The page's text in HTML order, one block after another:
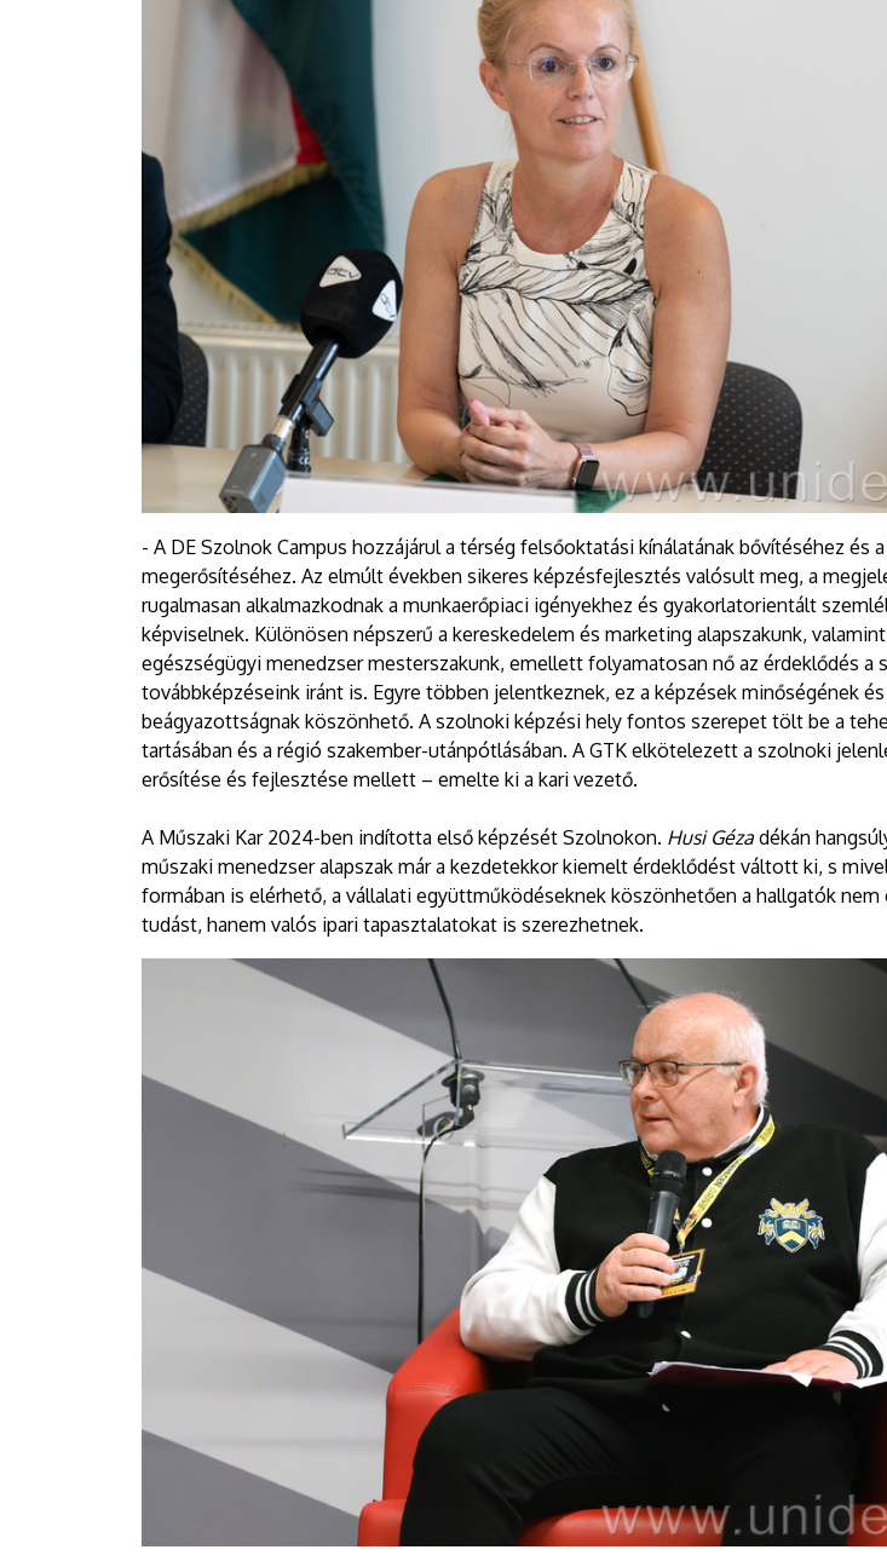
- A DE Szolnok Campus hozzájárul a térség felsőoktatási kínálatának bővítéséhez és
megerősítéséhez. Az elmúlt években sikeres képzésfejlesztés valósult meg, a
rugalmasan alkalmazkodnak a munkaerőpiaci igényekhez és gyakorlatorientált
képviselnek. Különösen népszerű a kereskedelem és marketing alapszakunk,
egészségügyi menedzser mesterszakunk, emellett folyamatosan nő az érdeklődés a
továbbképzéseink iránt is. Egyre többen jelentkeznek, ez a képzések minőségének
beágyazottságnak köszönhető. A szolnoki képzési hely fontos szerepet tölt be a
tartásában és a régió szakember-utánpótlásában. A GTK elkötelezett a szolnoki
erősítése és fejlesztése mellett – emelte ki a kari vezető.
A Műszaki Kar 2024-ben indította első képzését Szolnokon. Husi Géza dékán
műszaki menedzser alapszak már a kezdetekkor kiemelt érdeklődést váltott ki, s
formában is elérhető, a vállalati együttműködéseknek köszönhetően a hallgatók nem
tudást, hanem valós ipari tapasztalatokat is szerezhetnek.